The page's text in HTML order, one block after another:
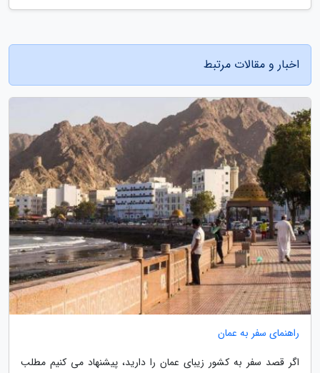
اخبار و مقالات مرتبط
راهنمای سفر به عمان
اگر قصد سفر به کشور زیبای عمان را دارید، پیشنهاد می کنیم مطلب